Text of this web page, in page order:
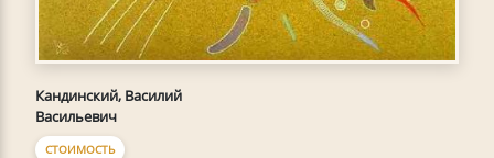
Кандинский, Василий
Васильевич
СТОИМОСТЬ